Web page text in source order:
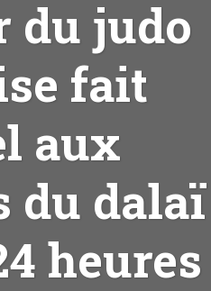
du judo
fait
aux
du dalaï
heures